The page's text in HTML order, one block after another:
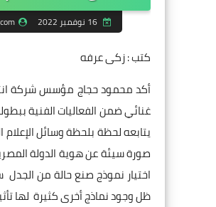
16 نوفمبر 2022
كتب : زكى عرفه
أكد محمود حجاج مؤسس شركة
يتابعه لحظة بلحظة وسائل
صورة سيئة عن هوية الدولة
اختيار نموذج صنع حالة من
ظل وجود نماذج أخرى كثيرة لها